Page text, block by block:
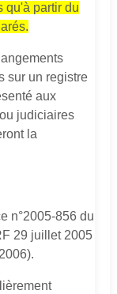
qu'à partir du
sur un registre
aux
judiciaires
la
n°2005-856 du
29 juillet 2005